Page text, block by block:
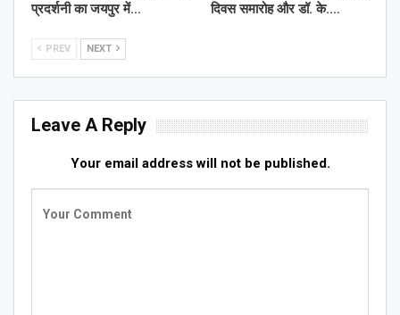
प्रदर्शनी का जयपुर में…
दिवस समारोह और डॉ. के.…
PREV NEXT
Leave A Reply
Your email address will not be published.